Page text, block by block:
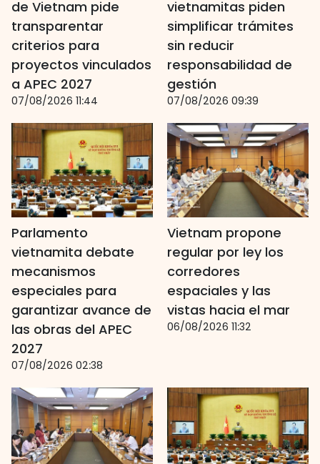
de Vietnam pide
transparentar
criterios para
proyectos vinculados
a APEC 2027
07/08/2026 11:44
vietnamitas piden
simplificar trámites
sin reducir
responsabilidad de
gestión
07/08/2026 09:39
Parlamento
vietnamita debate
mecanismos
especiales para
garantizar avance de
las obras del APEC
2027
07/08/2026 02:38
Vietnam propone
regular por ley los
corredores
espaciales y las
vistas hacia el mar
06/08/2026 11:32